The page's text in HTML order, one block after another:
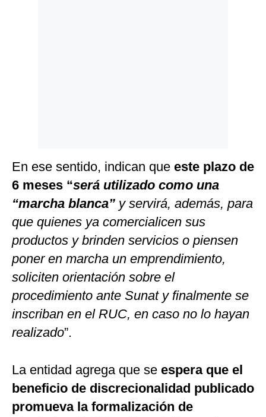
En ese sentido, indican que este plazo de
6 meses “será utilizado como una
“marcha blanca” y servirá, además, para
que quienes ya comercialicen sus
productos y brinden servicios o piensen
poner en marcha un emprendimiento,
soliciten orientación sobre el
procedimiento ante Sunat y finalmente se
inscriban en el RUC, en caso no lo hayan
realizado”.
La entidad agrega que se espera que el
beneficio de discrecionalidad publicado
promueva la formalización de